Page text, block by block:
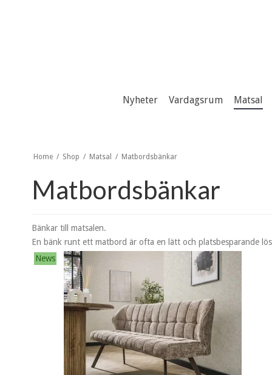
Nyheter Vardagsrum Matsal
Home / Shop / Matsal / Matbordsbänkar
Matbordsbänkar
Bänkar till matsalen.
En bänk runt ett matbord är ofta en lätt och platsbesparande
News